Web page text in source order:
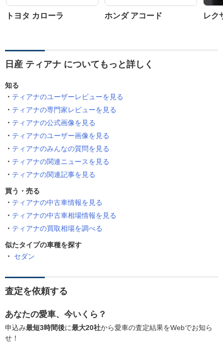
トヨタ カローラ ホンダ アコード レク
日産 ティアナ についてもっと詳しく
知る
ティアナのユーザーレビューを見る
ティアナの専門家レビューを見る
ティアナの公式画像を見る
ティアナのユーザー画像を見る
ティアナのみんなの質問を見る
ティアナの関連ニュースを見る
ティアナの関連記事を見る
買う・売る
ティアナの中古車情報を見る
ティアナの中古車相場情報を見る
ティアナの買取相場を調べる
似たタイプの車種を探す
セダン
査定を依頼する
あなたの愛車、今いくら？
申込み最短3時間後に最大20社から愛車の査定結果をWebでお知ら
せ！